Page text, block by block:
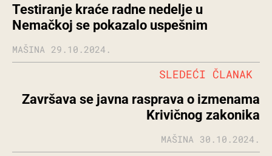
Testiranje kraće radne nedelje u
Nemačkoj se pokazalo uspešnim
MAŠINA 29.10.2024.
Završava se javna rasprava o izmenama
Krivičnog zakonika
SLEDEĆI ČLANAK
MAŠINA 30.10.2024.